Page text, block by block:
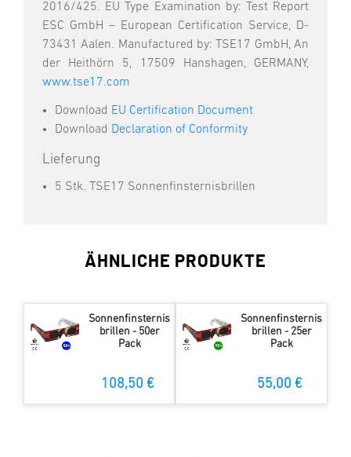
2016/425. EU Type Examination by: Test Report
ESC GmbH – European Certification Service, D-
73431 Aalen. Manufactured by: TSE17 GmbH, An
der Heithörn 5, 17509 Hanshagen, GERMANY,
www.tse17.com
Download EU Certification Document
Download Declaration of Conformity
Lieferung
5 Stk. TSE17 Sonnenfinsternisbrillen
ÄHNLICHE PRODUKTE
Sonnenfinsternis
brillen - 50er
Pack
108,50 €
Sonnenfinsternis
brillen - 25er
Pack
55,00 €